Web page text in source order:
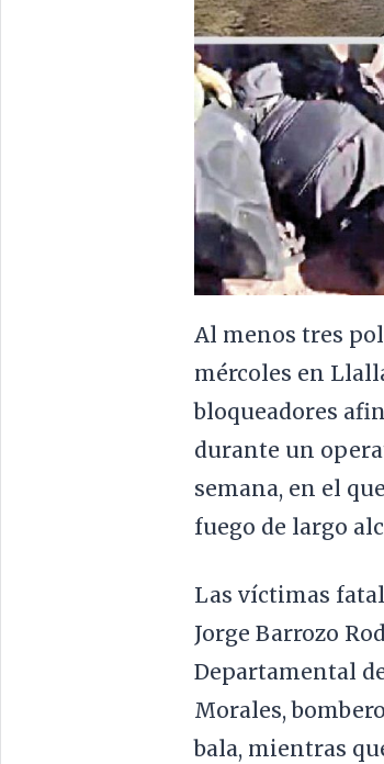
Al menos tres
mércoles en
bloqueadores
durante un
semana, en el
fuego de largo
Las víctimas
Jorge Barrozo
Departamental
Morales,
bala, mientras